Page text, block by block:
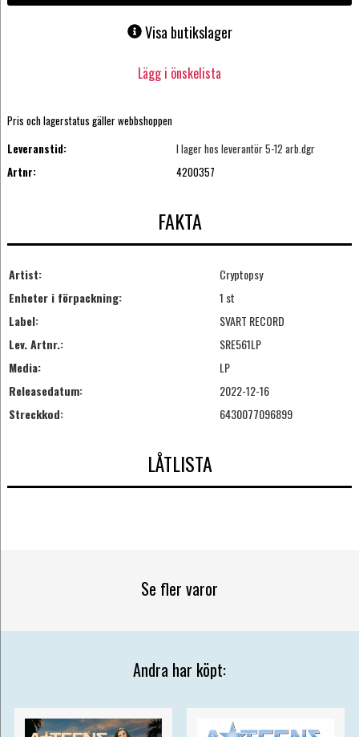
Visa butikslager
Lägg i önskelista
Pris och lagerstatus gäller webbshoppen
Leveranstid:
I lager hos leverantör 5-12 arb.dgr
Artnr:
4200357
FAKTA
Artist:
Cryptopsy
Enheter i förpackning:
1 st
Label:
SVART RECORD
Lev. Artnr.:
SRE561LP
Media:
LP
Releasedatum:
2022-12-16
Streckkod:
6430077096899
LÅTLISTA
Se fler varor
Andra har köpt: